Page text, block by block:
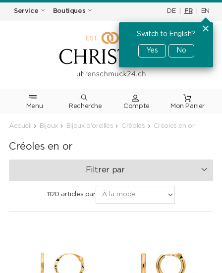
Service Boutiques DE FR EN
Switch to English?
Yes No
Menu Recherche
Accueil Bijoux Bijoux d'oreilles Créoles Créoles en or
Créoles en or
Filtrer par
1120 articles par